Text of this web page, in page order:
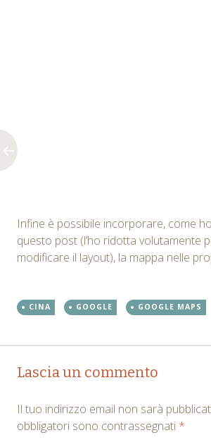
Infine è possibile incorporare, come
questo post (l’ho ridotta volutamente
modificare il layout), la mappa nelle
CINA GOOGLE GOOGLE MAPS
Post
Lascia un commento
Il tuo indirizzo email non sarà
obbligatori sono contrassegnati *